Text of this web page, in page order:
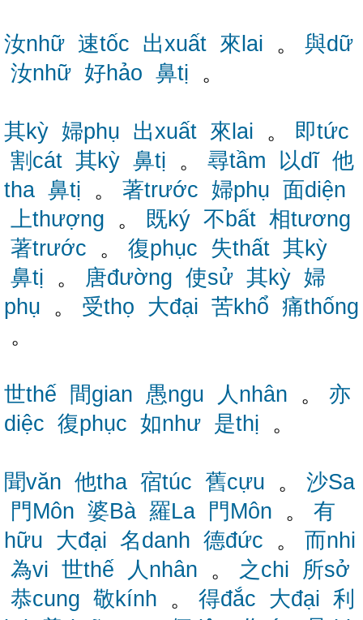
汝nhữ 速tốc 出xuất 來lai 。 與dữ
汝nhữ 好hảo 鼻tị 。
其kỳ 婦phụ 出xuất 來lai 。 即tức
割cát 其kỳ 鼻tị 。 尋tầm 以dĩ 他
tha 鼻tị 。 著trước 婦phụ 面diện
上thượng 。 既ký 不bất 相tương
著trước 。 復phục 失thất 其kỳ
鼻tị 。 唐đường 使sử 其kỳ 婦
phụ 。 受thọ 大đại 苦khổ 痛thống
。
世thế 間gian 愚ngu 人nhân 。 亦
diệc 復phục 如như 是thị 。
聞văn 他tha 宿túc 舊cựu 。 沙Sa
門Môn 婆Bà 羅La 門Môn 。 有
hữu 大đại 名danh 德đức 。 而nhi
為vi 世thế 人nhân 。 之chi
所sở
恭cung 敬kính 。 得đắc 大đại 利